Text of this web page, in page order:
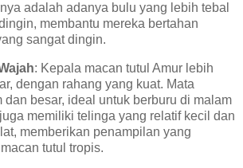
adalah adanya bulu yang lebih tebal
membantu mereka bertahan
sangat dingin.
: Kepala macan tutul Amur lebih
dengan rahang yang kuat. Mata
dan besar, ideal untuk berburu di malam
memiliki telinga yang relatif kecil dan
memberikan penampilan yang
tutul tropis.